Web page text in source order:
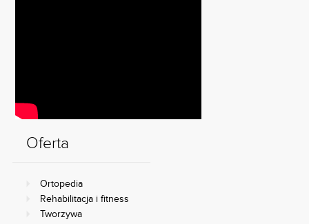
Oferta
Ortopedia
Rehabilitacja i fitness
Tworzywa